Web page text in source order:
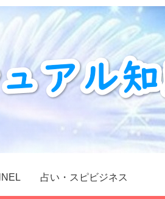
占い・スピビジネス